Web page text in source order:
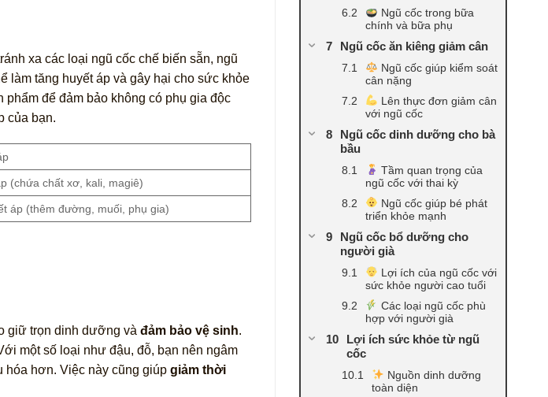
xa các loại ngũ cốc chế biến sẵn, ngũ
làm tăng huyết áp và gây hại cho sức khỏe
để đảm bảo không có phụ gia độc
của bạn.
(chứa chất xơ, kali, magiê)
áp (thêm đường, muối, phụ gia)
giữ trọn dinh dưỡng và đảm bảo vệ sinh.
một số loại như đậu, đỗ, bạn nên ngâm
hóa hơn. Việc này cũng giúp giảm thời
Ngũ cốc trong bữa
chính và bữa phụ
Ngũ cốc ăn kiêng giảm cân
Ngũ cốc giúp kiểm soát
cân nặng
Lên thực đơn giảm cân
với ngũ cốc
Ngũ cốc dinh dưỡng cho bà
bầu
Tầm quan trọng của
ngũ cốc với thai kỳ
Ngũ cốc giúp bé phát
triển khỏe mạnh
Ngũ cốc bổ dưỡng cho
người già
Lợi ích của ngũ cốc với
sức khỏe người cao tuổi
Các loại ngũ cốc phù
hợp với người già
Lợi ích sức khỏe từ ngũ
cốc
Nguồn dinh dưỡng
toàn diện